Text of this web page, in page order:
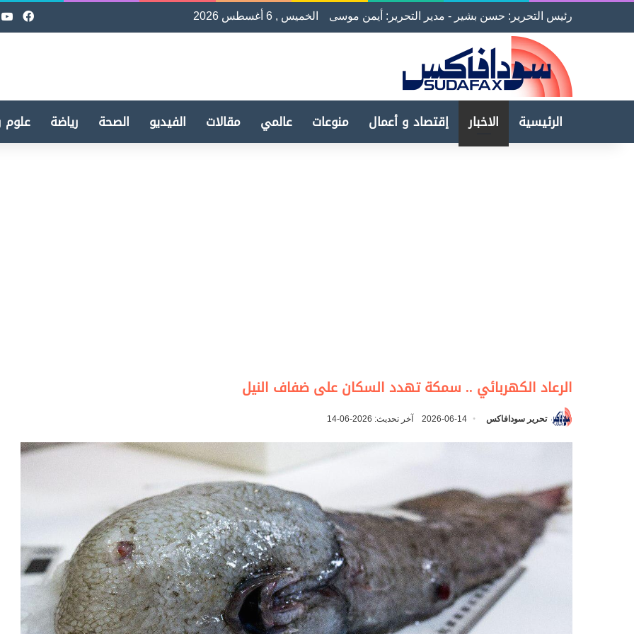
رئيس التحرير: حسن بشير - مدير التحرير: أيمن موسى الخميس , 6 أغسطس 2026
الرئيسية الاخبار إقتصاد و أعمال منوعات عالمي مقالات الفيديو الصحة رياضة علوم
الرعاد الكهربائي .. سمكة تهدد السكان على ضفاف النيل
تحرير سودافاكس 2026-06-14 آخر تحديث: 2026-06-14